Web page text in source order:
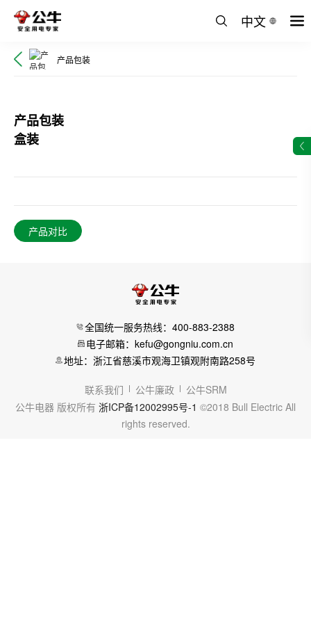
中文
产品包装
产品包装
盒装
产品对比
全国统一服务热线：400-883-2388
电子邮箱：kefu@gongniu.com.cn
地址：浙江省慈溪市观海卫镇观附南路258号
联系我们 公牛廉政
公牛SRM
公牛电器 版权所有 浙ICP备12002995号-1 ©2018 Bull Electric All
rights reserved.